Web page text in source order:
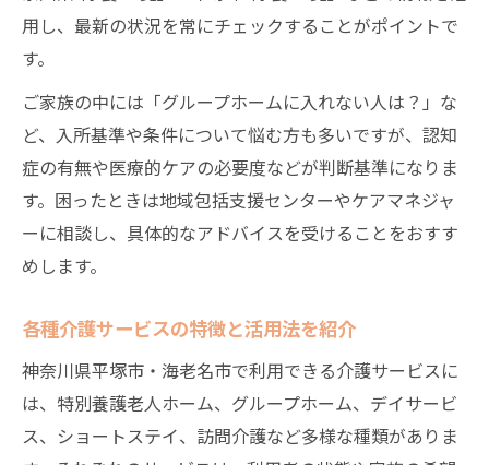
用し、最新の状況を常にチェックすることがポイントで
す。
ご家族の中には「グループホームに入れない人は？」な
ど、入所基準や条件について悩む方も多いですが、認知
症の有無や医療的ケアの必要度などが判断基準になりま
す。困ったときは地域包括支援センターやケアマネジャ
ーに相談し、具体的なアドバイスを受けることをおすす
めします。
各種介護サービスの特徴と活用法を紹介
神奈川県平塚市・海老名市で利用できる介護サービスに
は、特別養護老人ホーム、グループホーム、デイサービ
ス、ショートステイ、訪問介護など多様な種類がありま